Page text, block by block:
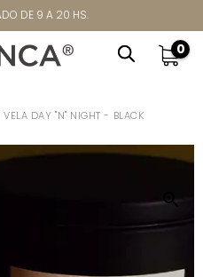
DE 9 A 20 HS.
0
VELA DAY "N" NIGHT - BLACK